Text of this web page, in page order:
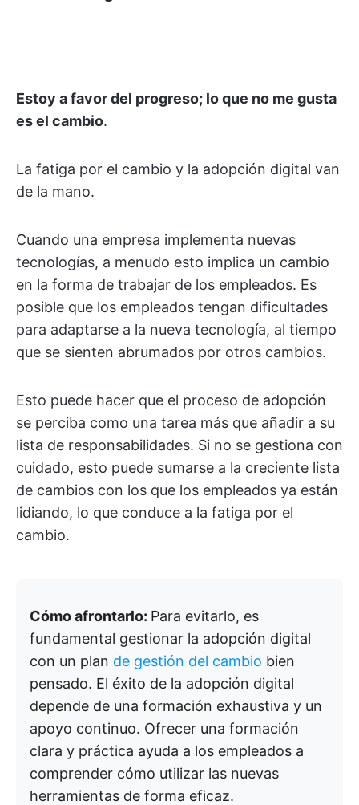
Estoy a favor del progreso; lo que no me gusta
es el cambio.
La fatiga por el cambio y la adopción digital van
de la mano.
Cuando una empresa implementa nuevas
tecnologías, a menudo esto implica un cambio
en la forma de trabajar de los empleados. Es
posible que los empleados tengan dificultades
para adaptarse a la nueva tecnología, al tiempo
que se sienten abrumados por otros cambios.
Esto puede hacer que el proceso de adopción
se perciba como una tarea más que añadir a su
lista de responsabilidades. Si no se gestiona con
cuidado, esto puede sumarse a la creciente lista
de cambios con los que los empleados ya están
lidiando, lo que conduce a la fatiga por el
cambio.
Cómo afrontarlo: Para evitarlo, es
fundamental gestionar la adopción digital
con un plan de gestión del cambio bien
pensado. El éxito de la adopción digital
depende de una formación exhaustiva y un
apoyo continuo. Ofrecer una formación
clara y práctica ayuda a los empleados a
comprender cómo utilizar las nuevas
herramientas de forma eficaz.